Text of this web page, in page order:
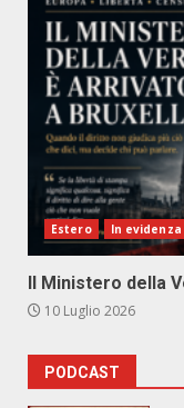
Estero In evidenza
Il Ministero della
10 Luglio 2026
PODCAST